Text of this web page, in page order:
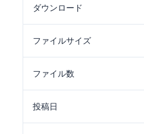
ダウンロード
ファイルサイズ
ファイル数
投稿日